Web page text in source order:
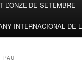
L’ONZE DE SETEMBRE
INTERNACIONAL DE
PAU